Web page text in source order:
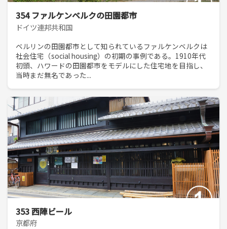
354 ファルケンベルクの田園都市
ドイツ連邦共和国
ベルリンの田園都市として知られているファルケンベルクは
社会住宅（social housing）の初期の事例である。1910年代
初頭、ハワードの田園都市をモデルにした住宅地を目指し、
当時まだ無名であった...
353 西陣ビール
京都府